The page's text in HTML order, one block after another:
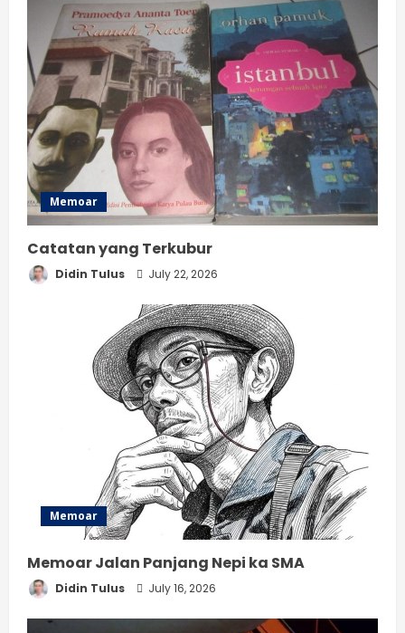
Memoar
Catatan yang Terkubur
Didin Tulus July 22, 2026
Memoar
Memoar Jalan Panjang Nepi ka SMA
Didin Tulus July 16, 2026